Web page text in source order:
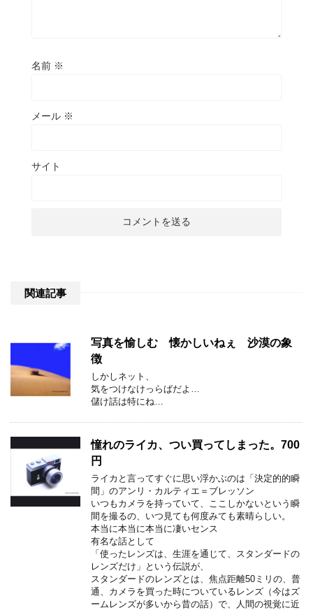
名前 ※
メール ※
サイト
関連記事
写真を愉しむ 懐かしいねぇ 沙漠の象
徴
しかしネット、
気をつけなけっらばだよ…
儲け話は特にね…
憧れのライカ、つい買ってしまった。700
円
ライカと言ってすぐに思い浮かぶのは「決定的的瞬
間」のアンリ・カルティエ＝ブレッソン
いつもカメラを持っていて、ここしかないという瞬
間を撮るの、いつ見ても何度みても素晴らしい。
本当に本当に本当に凄いセンス
有名な話として
「使ったレンズは、生涯を通じて、スタンダードの
レンズだけ」という伝説が、
スタンダードのレンズとは、焦点距離50ミリの、普
通、カメラを買った時についているレンズ（今はズ
ームレンズが多いから昔の話）で、人間の視覚に近